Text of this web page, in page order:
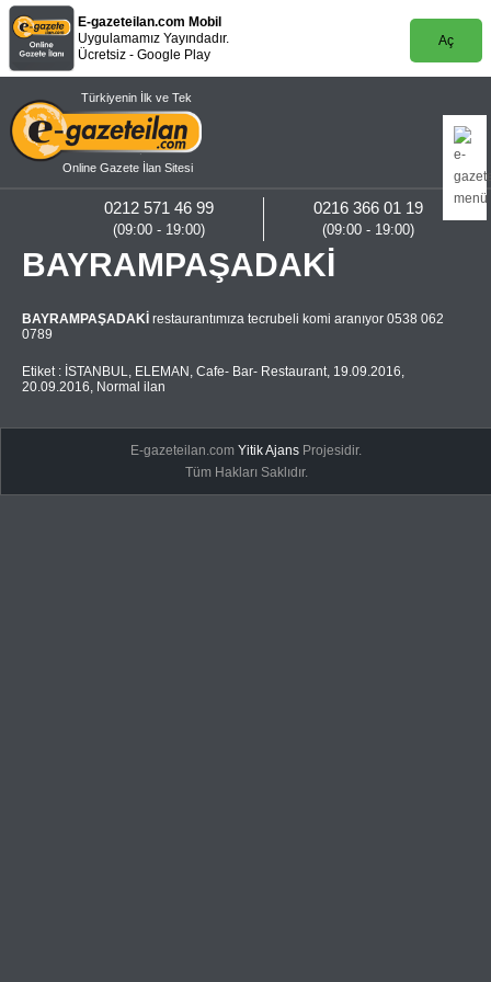
E-gazeteilan.com Mobil
Uygulamamız Yayındadır.
Ücretsiz - Google Play
Aç
Türkiyenin İlk ve Tek
Online Gazete İlan Sitesi
0216 366 01 19
(09:00 - 19:00)
0212 571 46 99
(09:00 - 19:00)
BAYRAMPAŞADAKİ
BAYRAMPAŞADAKİ restaurantımıza tecrubeli komi aranıyor 0538 062
0789
Etiket : İSTANBUL, ELEMAN , Cafe- Bar- Restaurant, 19.09.2016,
20.09.2016, Normal ilan
E-gazeteilan.comYitik Ajans Projesidir.
Tüm Hakları Saklıdır.